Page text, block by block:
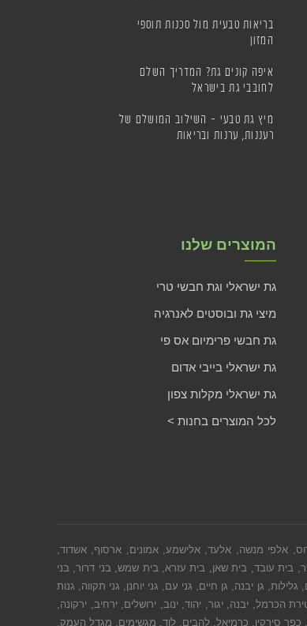
בריאות טבעית מול סכנות תוספי
המזון
איפה קונים גת? המדריך השלם
לחובבי גת בישראל
מיץ גת טבעי – השילוב המושלם של
רעננות, ערנות ובריאות
המוצרים שלנו
גת ישראלי וגת חבשי טרי
מיצי גת ובוסטים לאנרגיה
גת חבשי פרימיום אס פי
גת ישראלי בייבי אדום
גת ישראלי מקלות צפון
לכל המוצרים בחנות >
אלפי מנשה, אלעד, אלישמע, אמונים, ארסוף, אשדוד,
בית עובד, בית שאן, בית עזרא, בית שמש, בני דרור, בני
גן יבנה, גן חיים, גני עם, גני יוחנן, גני תקווה, גנות
יבנה, יגור, יהוד, ינוב, ירושלים, ירחיב, ירקונה,
סירקין, כרמיאל, להבים, לוד, מגשימים, מגדל העמק,